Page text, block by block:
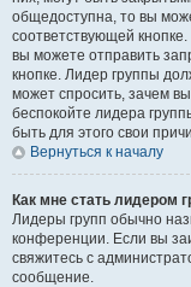
общедоступна, то вы
соответствующей
вы можете отправить
кнопке. Лидер группы
может спросить, зачем
беспокойте лидера
быть для этого свои
Вернуться к началу
Как мне стать лидером
Лидеры групп обычно
конференции. Если вы
свяжитесь с
сообщение.